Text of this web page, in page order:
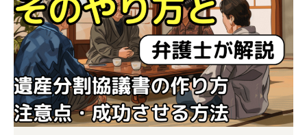
民事信託（個人向け）
事業を円滑に継承したい
現状把握のためにもまずは相談したい
弁護士による無料電話相談